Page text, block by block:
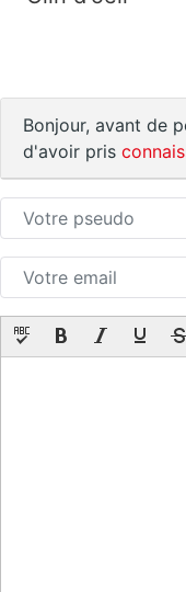
Bonjour, avant de
d'avoir pris